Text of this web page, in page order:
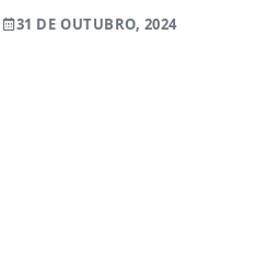
Wolverine
abandona projeto
31 DE OUTUBRO, 2024